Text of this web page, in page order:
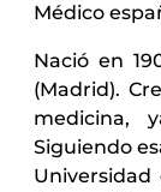
Médico
Nació en
(Madrid).
medicina,
Siguiendo